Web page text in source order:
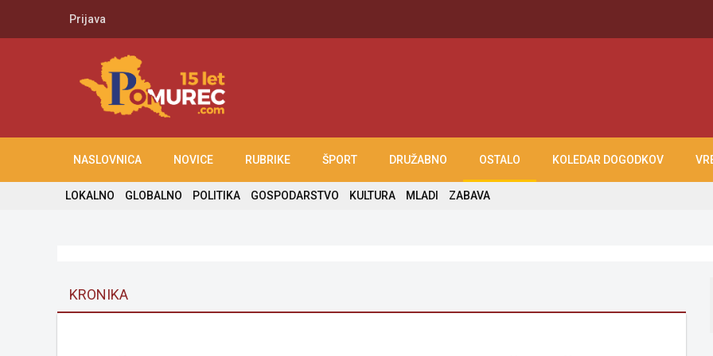
Prijava
NASLOVNICA NOVICE RUBRIKE ŠPORT DRUŽABNO OSTALO KOLEDAR DOGODKOV
LOKALNO GLOBALNO POLITIKA GOSPODARSTVO KULTURA MLADI ZABAVA
KRONIKA